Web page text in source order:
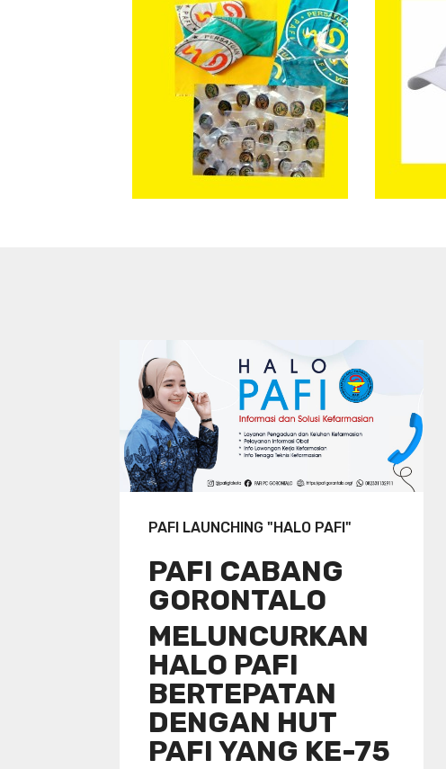
Atribut
PAFI
PAFI LAUNCHING "HALO PAFI"
PAFI CABANG
GORONTALO
MELUNCURKAN
HALO PAFI
BERTEPATAN
DENGAN HUT
PAFI YANG KE-75